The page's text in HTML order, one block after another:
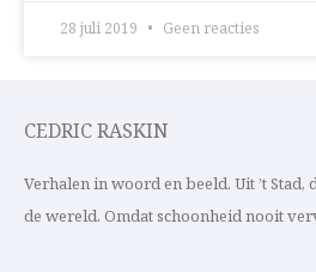
28 juli 2019 Geen reacties
CEDRIC RASKIN
Verhalen in woord en beeld. Uit ’t
de wereld. Omdat schoonheid nooit